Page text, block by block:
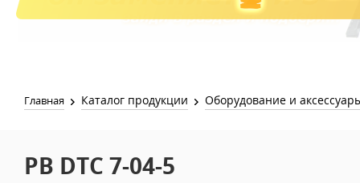
Главная Каталог продукции Оборудование и
PB DTC 7-04-5